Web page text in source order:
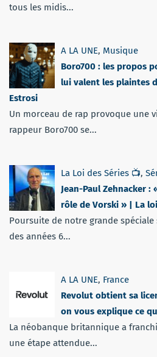
tous les midis...
A LA UNE, Musique
Boro700 : les propos
lui valent les plaintes
Estrosi
Un morceau de rap provoque une
rappeur Boro700 se...
La Loi des Séries 📺,
Jean-Paul Zehnacker :
rôle de Vorski » | La
Poursuite de notre grande
des années 6...
A LA UNE, France
Revolut obtient sa
on vous explique ce
La néobanque britannique a
une étape attendue...